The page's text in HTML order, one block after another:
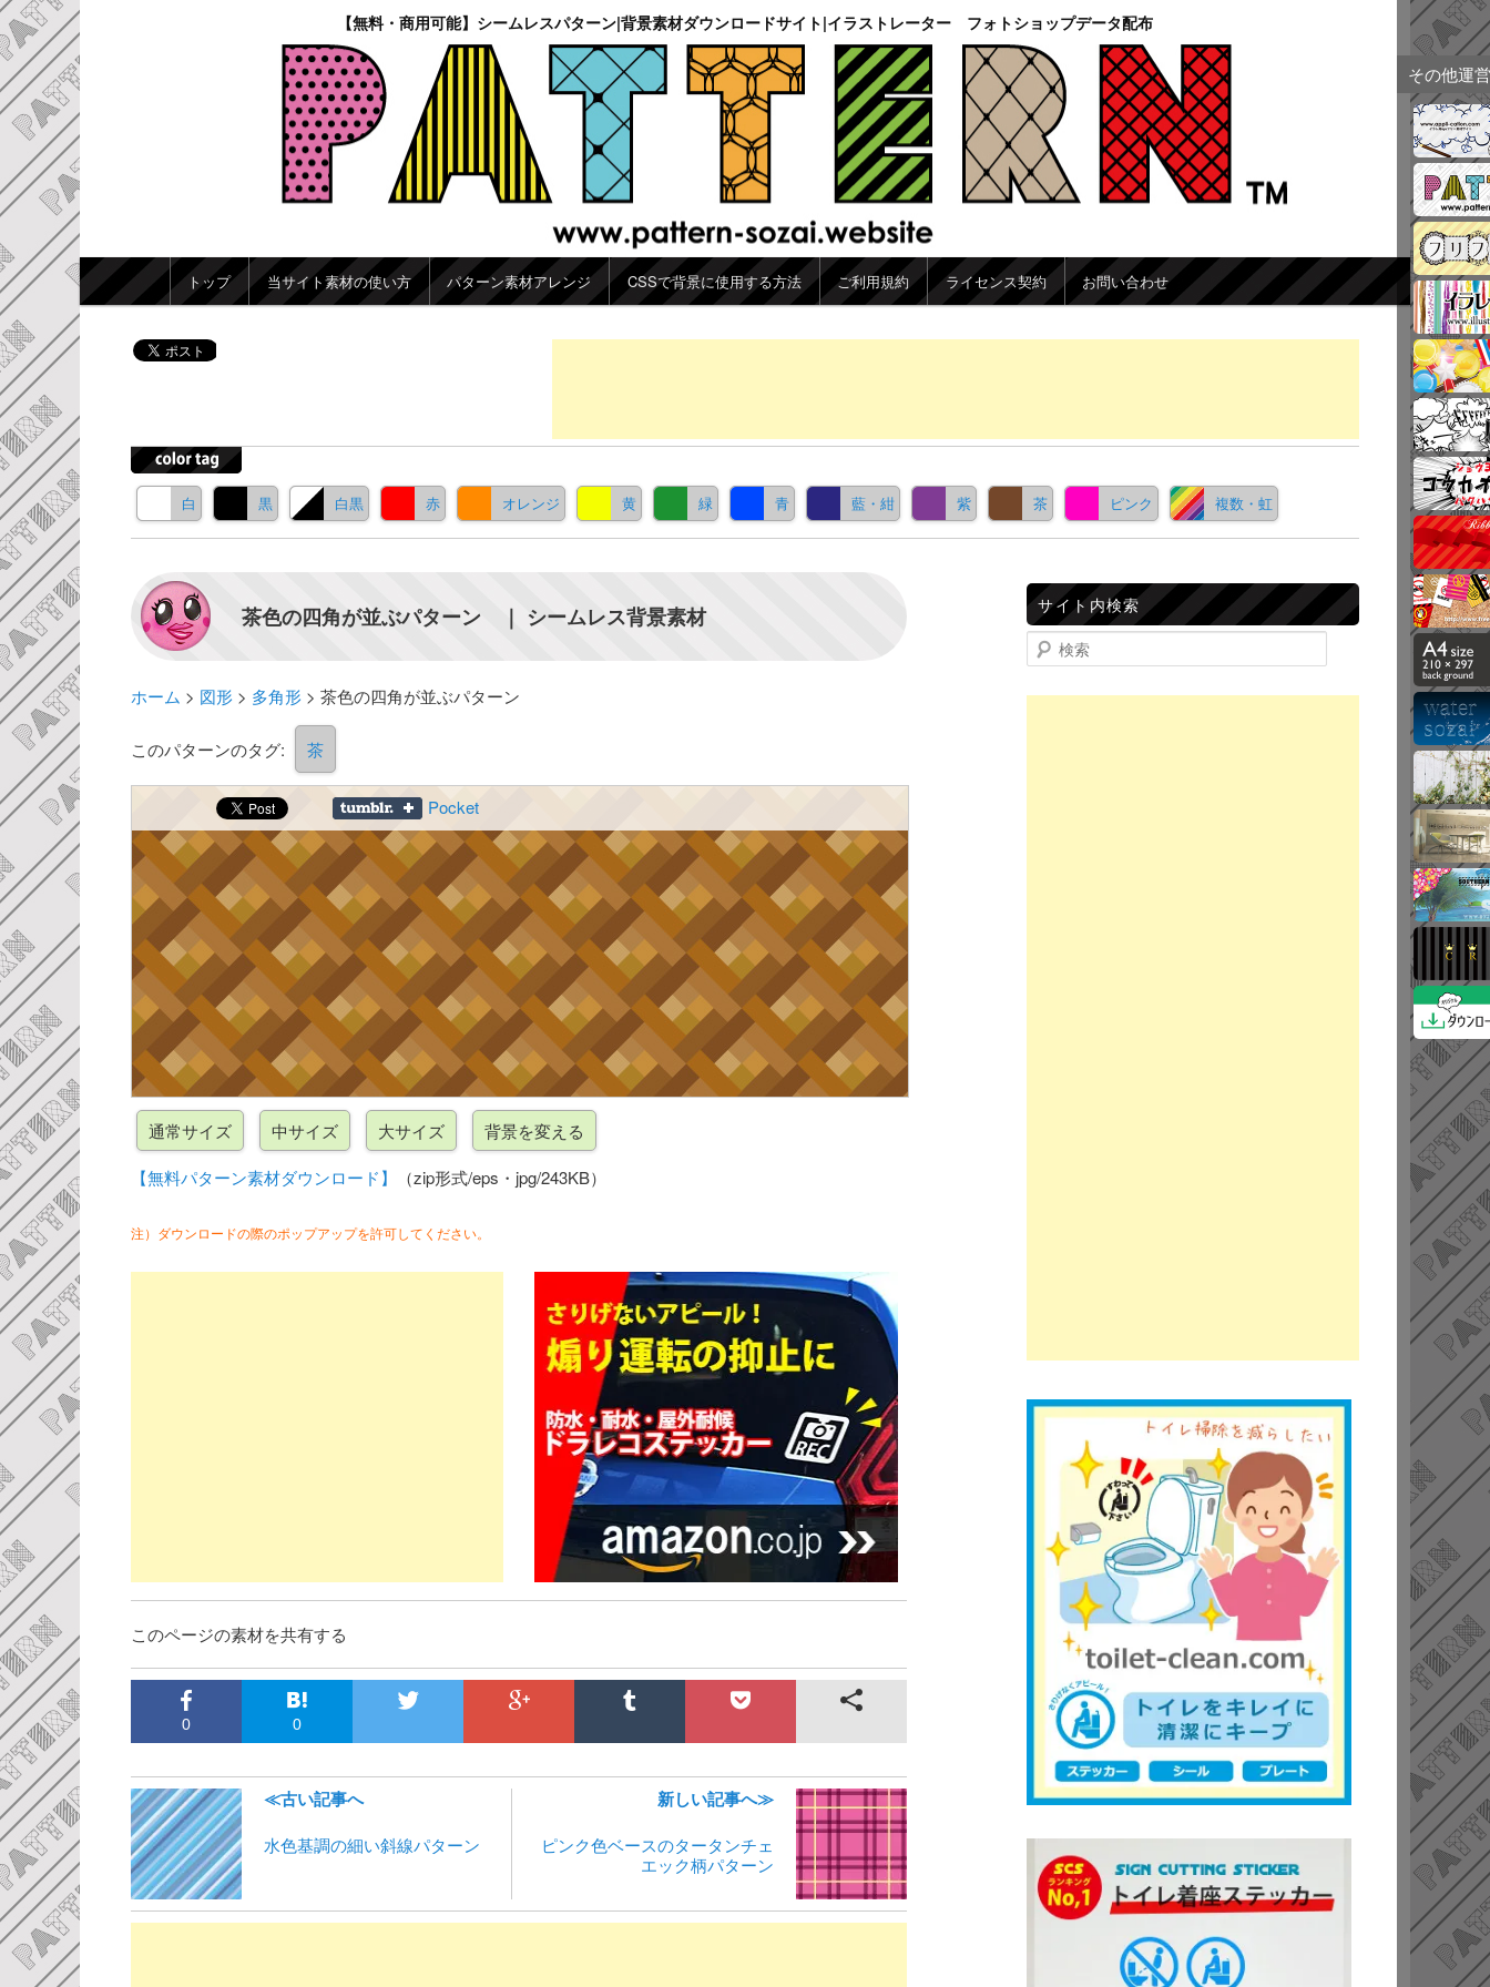
【無料・商用可能】シームレスパターン|背景素材ダウンロードサイト|イラストレーター フォトショップデータ配布
メインメニュー
メインコンテンツへ移動
サブコンテンツへ移動
トップ 当サイト素材の使い方 パターン素材アレンジ CSSで背景に使用する方法 ご利用規約 ライセンス契約 お問い合わせ
白 黒 白黒 赤 オレンジ 黄 緑 青 藍・紺 紫 茶 ピンク 複数・虹
茶色の四角が並ぶパターン ｜ シームレス背景素材
ホーム > 図形> 多角形> 茶色の四角が並ぶパターン
このパターンのタグ: 茶
Pocket
【無料パターン素材ダウンロード】 （zip形式/eps・jpg/243KB）
注）ダウンロードの際のポップアップを許可してください。
このページの素材を共有する
0 0
≪古い記事へ
水色基調の細い斜線パターン
新しい記事へ≫
ピンク色ベースのタータンチェ
エック柄パターン
サイト内検索
検索
その他運